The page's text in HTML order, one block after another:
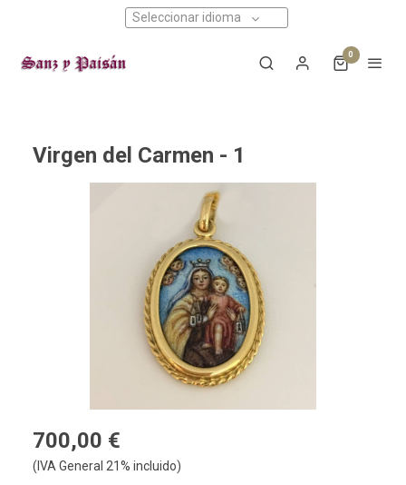
Seleccionar idioma
0
Virgen del Carmen - 1
700,00 €
(IVA General 21% incluido)